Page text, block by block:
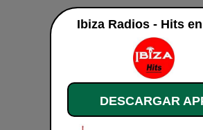
Ibiza Radios - Hits
DESCARGAR